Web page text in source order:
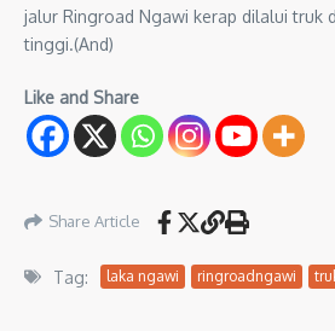
jalur Ringroad Ngawi kerap dilalui truk
tinggi.(And)
Like and Share
Share Article
Tag: laka ngawi ringroadngawi